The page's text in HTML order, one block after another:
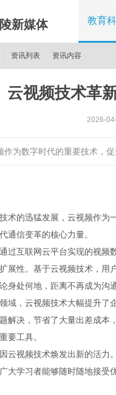
新媒体 教育
资讯列表 资讯内容
云视频技术革
2026-
作为数字时代的重要技术，
术的迅猛发展，云视频作为
通信变革的核心力量。
过互联网云平台实现的视频
展性。基于云视频技术，用
身处何地，距离不再成为沟
域，云视频技术大幅提升了
解决，节省了大量出差成本
要工具。
云视频技术焕发出新的活力
大学习者能够随时随地接受